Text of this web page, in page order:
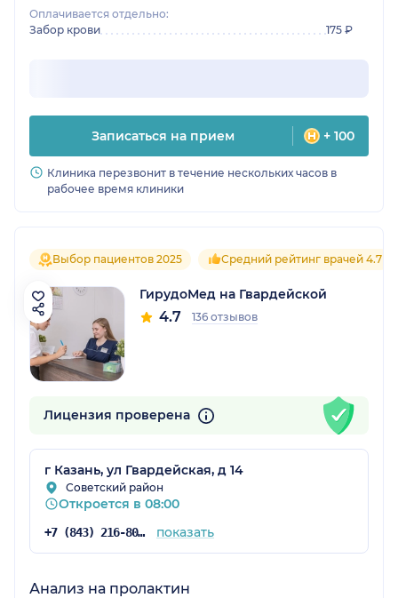
Оплачивается отдельно:
Забор крови
175 ₽
Записаться на прием + 100
Клиника перезвонит в течение нескольких часов в
рабочее время клиники
Выбор пациентов 2025 Средний рейтинг врачей 4.7
ГирудоМед на Гвардейской
4.7 136 отзывов
Лицензия проверена
г Казань, ул Гвардейская, д 14
Советский район
Откроется в 08:00
+7 (843) 216-80-26 показать
Анализ на пролактин